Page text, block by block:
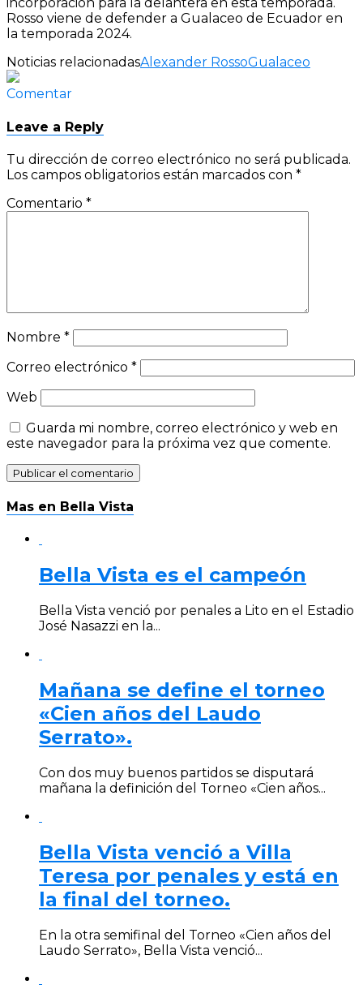
incorporación para la delantera en esta temporada.
Rosso viene de defender a Gualaceo de Ecuador en
la temporada 2024.
Noticias relacionadasAlexander RossoGualaceo
Comentar
Leave a Reply
Tu dirección de correo electrónico no será publicada.
Los campos obligatorios están marcados con *
Comentario *
Nombre *
Correo electrónico *
Web
Guarda mi nombre, correo electrónico y web en
este navegador para la próxima vez que comente.
Mas en Bella Vista
Bella Vista es el campeón
Bella Vista venció por penales a Lito en el Estadio
José Nasazzi en la...
Mañana se define el torneo
«Cien años del Laudo
Serrato».
Con dos muy buenos partidos se disputará
mañana la definición del Torneo «Cien años...
Bella Vista venció a Villa
Teresa por penales y está en
la final del torneo.
En la otra semifinal del Torneo «Cien años del
Laudo Serrato», Bella Vista venció...